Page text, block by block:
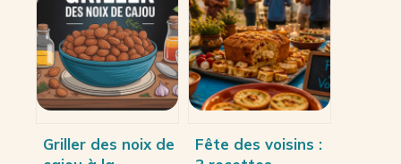
précautions à
connaître
cuisine
Griller des noix de
Fête des voisins :